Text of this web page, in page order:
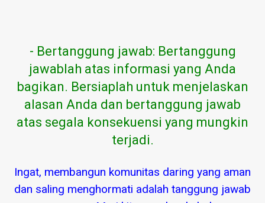
- Bertanggung jawab: Bertanggung
jawablah atas informasi yang Anda
bagikan. Bersiaplah untuk menjelaskan
alasan Anda dan bertanggung jawab
atas segala konsekuensi yang mungkin
terjadi.
Ingat, membangun komunitas daring yang aman
dan saling menghormati adalah tanggung jawab